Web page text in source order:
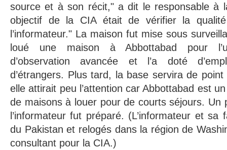
source et à son récit," a dit le responsable à
objectif de la CIA était de vérifier la
l’informateur." La maison fut mise sous
loué une maison à Abbottabad pour
d’observation avancée et l’a doté
d’étrangers. Plus tard, la base servira de
elle attirait peu l’attention car Abbottabad est
de maisons à louer pour de courts séjours. Un
l’informateur fut préparé. (L’informateur et
du Pakistan et relogés dans la région de
consultant pour la CIA.)